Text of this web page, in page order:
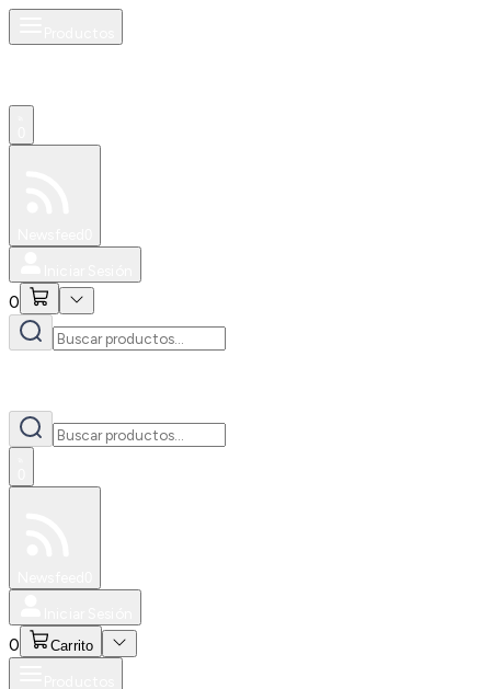
0
0 Carrito